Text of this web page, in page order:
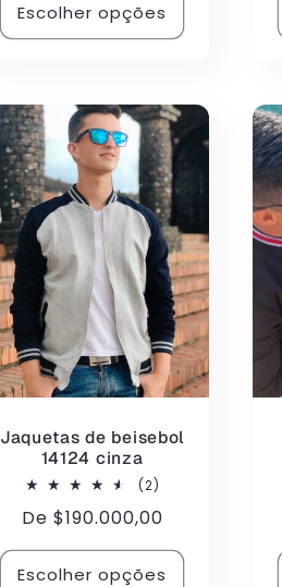
Escolher opções
Jaquetas de beisebol
14124 cinza
(2)
de
Preço
normal
De $190.000,00
Escolher opções